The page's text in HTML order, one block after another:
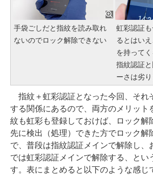
手袋ごしだと指紋を読み取れ
ないのでロック解除できない
虹彩認証
るとはい
を持ってく
指紋認証
ーさは劣
指紋＋虹彩認証となった今回、それ
する関係にあるので、両方のメリット
紋も虹彩も登録しておけば、ロック解
先に検出（処理）できた方でロック解
で、普段は指紋認証メインで解除し、
では虹彩認証メインで解除する、とい
す。表にまとめると以下のような感じ